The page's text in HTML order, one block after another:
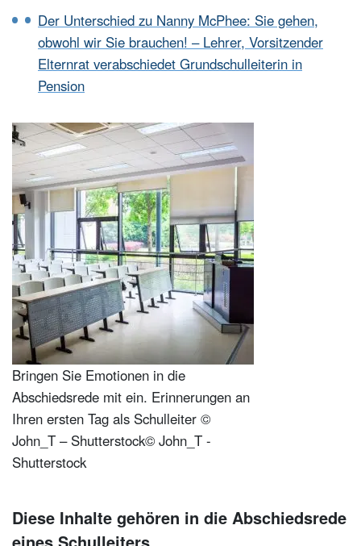
Der Unterschied zu Nanny McPhee: Sie gehen,
obwohl wir Sie brauchen! – Lehrer, Vorsitzender
Elternrat verabschiedet Grundschulleiterin in
Pension
Bringen Sie Emotionen in die
Abschiedsrede mit ein. Erinnerungen an
Ihren ersten Tag als Schulleiter ©
John_T – Shutterstock© John_T -
Shutterstock
Diese Inhalte gehören in die Abschiedsrede
eines Schulleiters